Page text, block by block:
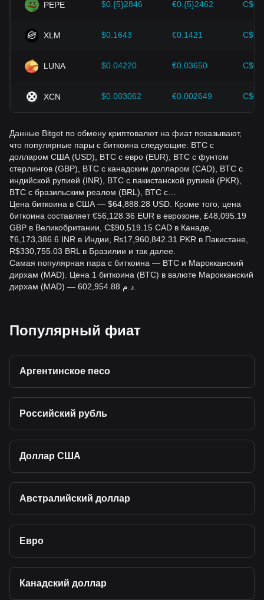
будущими изменениями цены Bitcoin и соответствующим
в условиях развивающегося рынка.
PEPE $0.{5}2846 €0.{5}2462
XLM $0.1643 €0.1421
LUNA $0.04220 €0.03650
XCN $0.003062 €0.002649
Данные Bitget по обмену криптовалют на фиат показывают,
что популярные пары с биткоина следующие: BTC с
долларом США (USD), BTC с евро (EUR), BTC с фунтом
стерлингов (GBP), BTC с канадским долларом (CAD), BTC с
индийской рупией (INR), BTC с пакистанской рупией (PKR),
BTC с бразильским реалом (BRL), BTC с…
Цена биткоина в США — $64,888.28 USD. Кроме того, цена
биткоина составляет €56,128.36 EUR в еврозоне, £48,095.19
GBP в Великобритании, C$90,519.15 CAD в Канаде,
₹6,173,386.6 INR в Индии, ₨17,960,842.31 PKR в Пакистане,
R$330,755.03 BRL в Бразилии и так далее.
Самая популярная пара с биткоина — BTC и Марокканский
дирхам (MAD). Цена 1 биткоина (BTC) в валюте Марокканский
Популярный фиат
Аргентинское песо
Российский рубль
Доллар США
Австралийский доллар
Евро
Канадский доллар